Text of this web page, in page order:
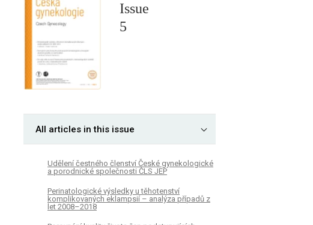
Issue
5
All articles in this issue
Udělení čestného členství České gynekologické
a porodnické společnosti ČLS JEP
Perinatologické výsledky u těhotenství
komplikovaných eklampsií – analýza případů z
let 2008–2018